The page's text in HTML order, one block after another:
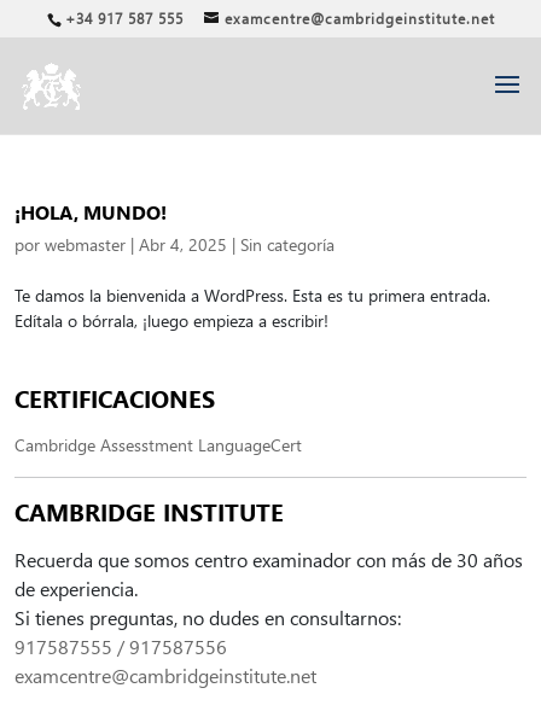
+34 917 587 555 examcentre@cambridgeinstitute.net
¡HOLA, MUNDO!
por webmaster | Abr 4, 2025 | Sin categoría
Te damos la bienvenida a WordPress. Esta es tu primera entrada.
Edítala o bórrala, ¡luego empieza a escribir!
CERTIFICACIONES
Cambridge Assesstment LanguageCert
CAMBRIDGE INSTITUTE
Recuerda que somos centro examinador con más de 30 años
de experiencia.
Si tienes preguntas, no dudes en consultarnos:
917587555 / 917587556
examcentre@cambridgeinstitute.net